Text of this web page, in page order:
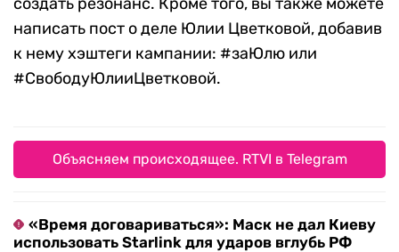
написать пост о деле Юлии Цветковой, добавив
к нему хэштеги кампании: #заЮлю или
#СвободуЮлииЦветковой.
Объясняем происходящее. RTVI в Telegram
«Время договариваться»: Маск не дал Киеву
использовать Starlink для ударов вглубь РФ